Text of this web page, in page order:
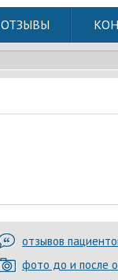
ОТЗЫВЫ
отзывов
фото до и после